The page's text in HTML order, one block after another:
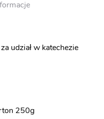
udział w katechezie
250g